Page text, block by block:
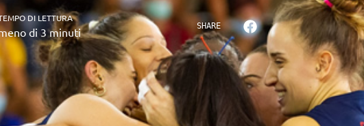
DI LETTURA
di 3 minuti SHARE